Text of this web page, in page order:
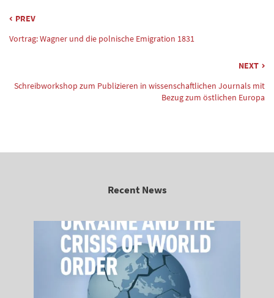
PREV
Vortrag: Wagner und die polnische Emigration 1831
NEXT
Schreibworkshop zum Publizieren in wissenschaftlichen Journals mit
Bezug zum östlichen Europa
Recent News